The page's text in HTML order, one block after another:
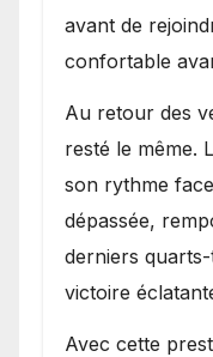
avant de
confortable
Au retour des
resté le même.
son rythme
dépassée,
derniers
victoire
Avec cette